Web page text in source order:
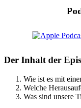
Der Inhalt der
Wie ist es mit
Welche
Was sind unsere